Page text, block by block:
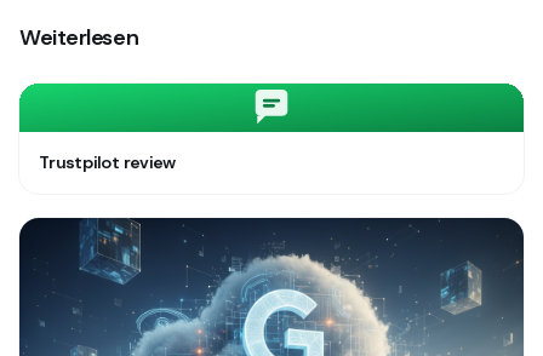
Weiterlesen
Trustpilot review